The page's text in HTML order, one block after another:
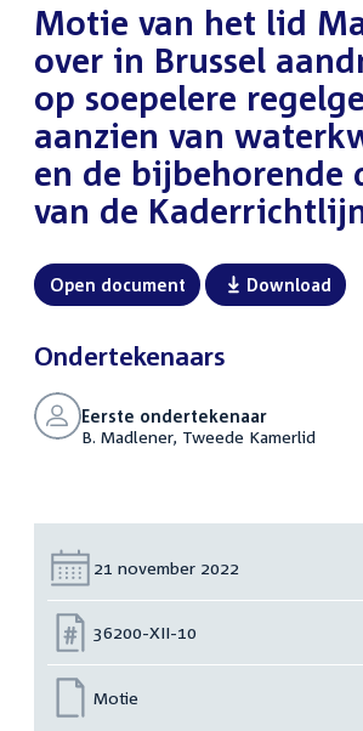
:Motie van het lid
over in Brussel
op soepelere
aanzien van
en de bijbehorende
van de
Open document Download
Ondertekenaars
Eerste ondertekenaar
B. Madlener, Tweede Kamerlid
Datum:
21 november 2022
Nummer:
36200-XII-10
Motie